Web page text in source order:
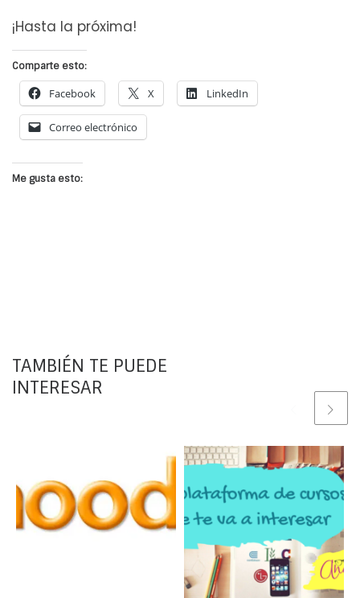
¡Hasta la próxima!
Comparte esto:
Facebook X LinkedIn
Correo electrónico
Me gusta esto:
TAMBIÉN TE PUEDE
INTERESAR